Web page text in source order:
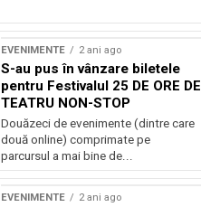
EVENIMENTE 2 ani ago
S-au pus în vânzare biletele
pentru Festivalul 25 DE ORE DE
TEATRU NON-STOP
Douăzeci de evenimente (dintre care
două online) comprimate pe
parcursul a mai bine de...
EVENIMENTE 2 ani ago